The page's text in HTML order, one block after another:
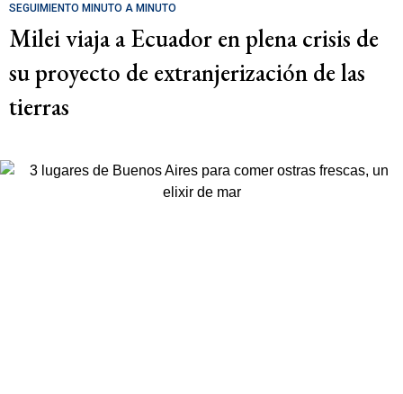
SEGUIMIENTO MINUTO A MINUTO
Milei viaja a Ecuador en plena crisis de
su proyecto de extranjerización de las
tierras